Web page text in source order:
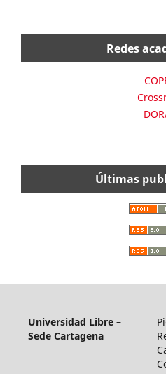
Redes
Últimas
Universidad Libre –
Sede Cartagena